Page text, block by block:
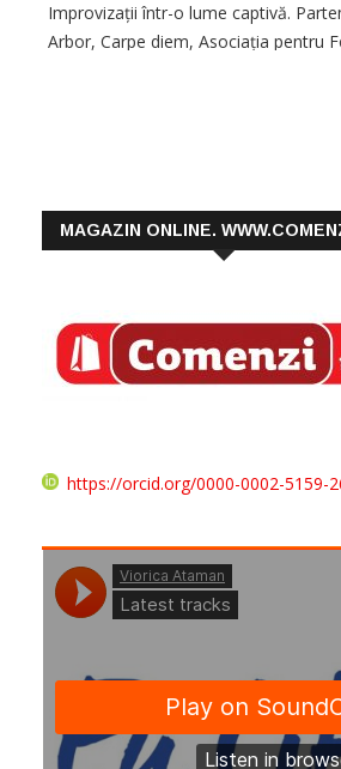
Improvizații într-o lume captivă.
Arbor, Carpe diem, Asociația pentru
MAGAZIN ONLINE.
https://orcid.org/0000-0002-5159-